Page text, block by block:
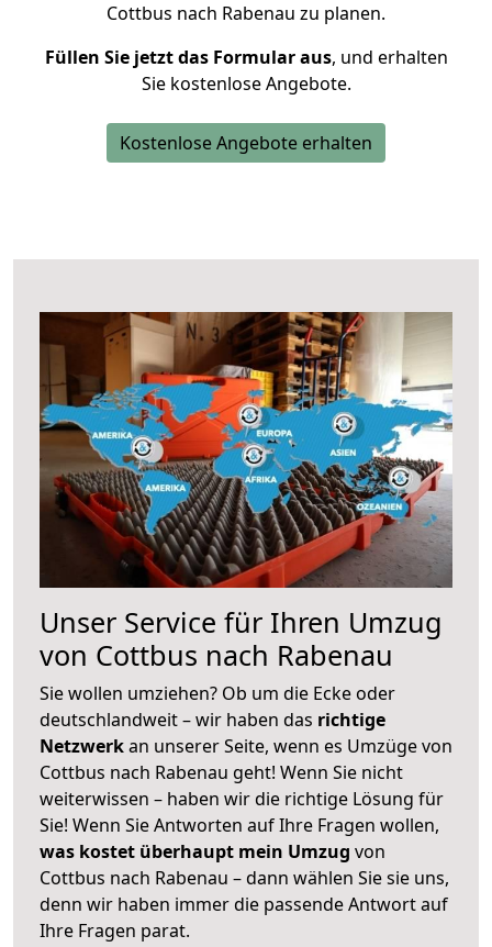
Cottbus nach Rabenau zu planen.
Füllen Sie jetzt das Formular aus, und erhalten
Sie kostenlose Angebote.
Kostenlose Angebote erhalten
Unser Service für Ihren Umzug
von Cottbus nach Rabenau
Sie wollen umziehen? Ob um die Ecke oder
deutschlandweit – wir haben das richtige
Netzwerkan unserer Seite, wenn es Umzüge von
Cottbus nach Rabenau geht! Wenn Sie nicht
weiterwissen – haben wir die richtige Lösung für
Sie! Wenn Sie Antworten auf Ihre Fragen wollen,
was kostet überhaupt mein Umzug von
Cottbus nach Rabenau – dann wählen Sie sie uns,
denn wir haben immer die passende Antwort auf
Ihre Fragen parat.